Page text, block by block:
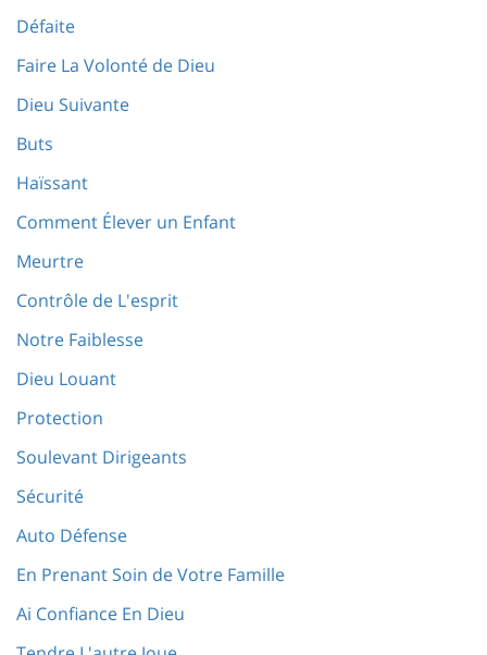
Défaite
Faire La Volonté de Dieu
Dieu Suivante
Buts
Haïssant
Comment Élever un Enfant
Meurtre
Contrôle de L'esprit
Notre Faiblesse
Dieu Louant
Protection
Soulevant Dirigeants
Sécurité
Auto Défense
En Prenant Soin de Votre Famille
Ai Confiance En Dieu